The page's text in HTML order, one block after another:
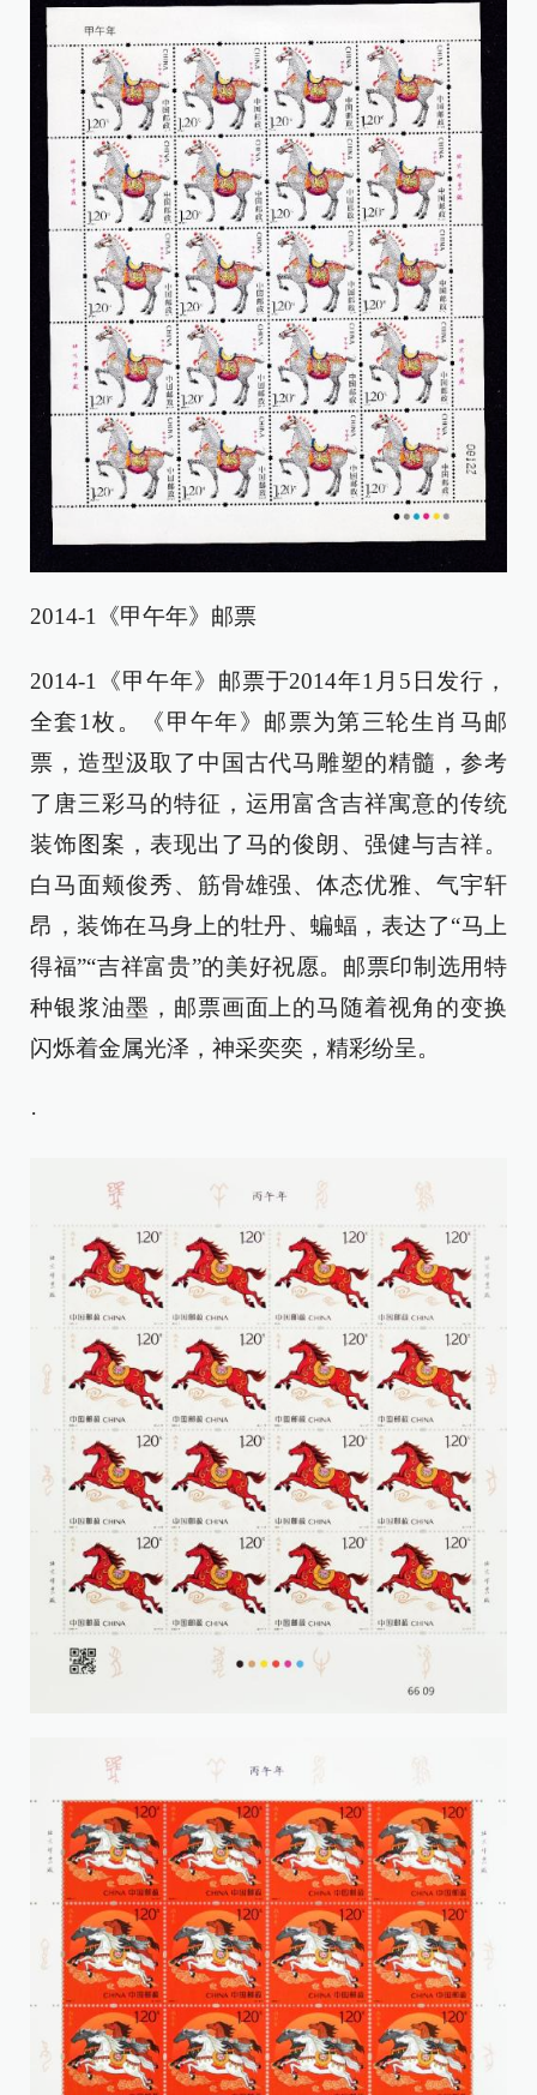
2014-1《甲午年》邮票
2014-1《甲午年》邮票于2014年1月5日发行，
全套1枚。《甲午年》邮票为第三轮生肖马邮
票，造型汲取了中国古代马雕塑的精髓，参考
了唐三彩马的特征，运用富含吉祥寓意的传统
装饰图案，表现出了马的俊朗、强健与吉祥。
白马面颊俊秀、筋骨雄强、体态优雅、气宇轩
昂，装饰在马身上的牡丹、蝙蝠，表达了“马上
得福”“吉祥富贵”的美好祝愿。邮票印制选用特
种银浆油墨，邮票画面上的马随着视角的变换
闪烁着金属光泽，神采奕奕，精彩纷呈。
·